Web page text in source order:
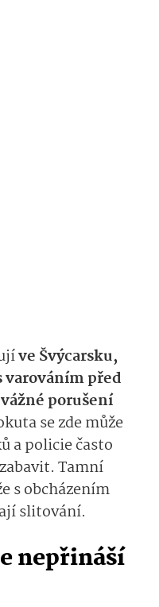
ve Švýcarsku,
varováním před
porušení
se zde může
a policie často
Tamní
s obcházením
slitování.
nepřináší